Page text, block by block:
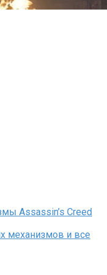
Assassin’s Creed
механизмов и все